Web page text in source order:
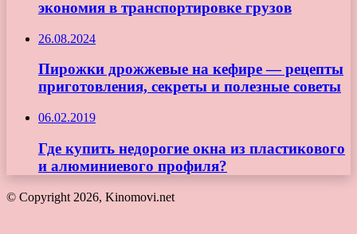
экономия в транспортировке грузов
26.08.2024
Пирожки дрожжевые на кефире — рецепты
приготовления, секреты и полезные советы
06.02.2019
Где купить недорогие окна из пластикового
и алюминиевого профиля?
© Copyright 2026, Kinomovi.net